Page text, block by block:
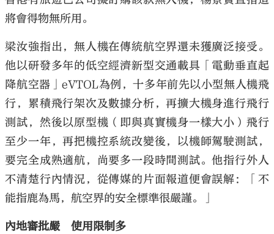
將會得物無所用。
梁汝強指出，無人機在傳統航空界還未獲廣泛接受。
他以研發多年的低空經濟新型交通載具「電動垂直起
降航空器」eVTOL為例，十多年前先以小型無人機飛
行，累積飛行架次及數據分析，再擴大機身進行飛行
測試，然後以原型機（即與真實機身一樣大小）飛行
至少一年，再把機控系統改變後，以機師駕駛測試，
要完全成熟適航，尚要多一段時間測試。他指行外人
不清楚行內情況，從傳媒的片面報道便會誤解：「不
能指鹿為馬，航空界的安全標準很嚴謹。」
內地審批嚴 使用限制多